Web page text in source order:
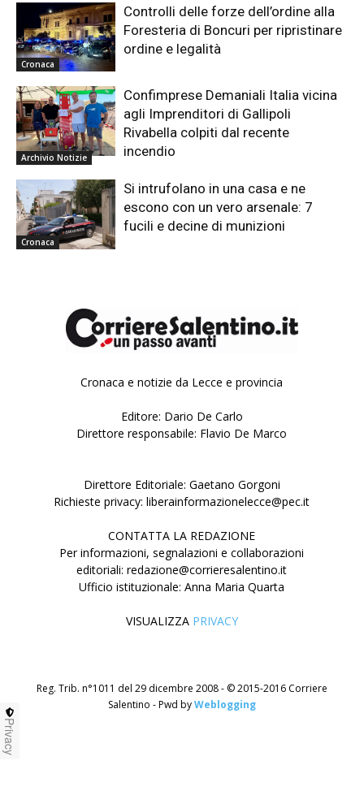
Cronaca
Controlli delle forze dell’ordine alla
Foresteria di Boncuri per ripristinare
ordine e legalità
Archivio Notizie
Confimprese Demaniali Italia vicina
agli Imprenditori di Gallipoli
Rivabella colpiti dal recente
incendio
Cronaca
Si intrufolano in una casa e ne
escono con un vero arsenale: 7
fucili e decine di munizioni
Cronaca e notizie da Lecce e provincia
Editore: Dario De Carlo
Direttore responsabile: Flavio De Marco
Direttore Editoriale: Gaetano Gorgoni
Richieste privacy: liberainformazionelecce@pec.it
CONTATTA LA REDAZIONE
Per informazioni, segnalazioni e collaborazioni
editoriali: redazione@corrieresalentino.it
Ufficio istituzionale: Anna Maria Quarta
VISUALIZZA PRIVACY
Reg. Trib. n°1011 del 29 dicembre 2008 - © 2015-2016 Corriere
Salentino - Pwd byWeblogging
Privacy